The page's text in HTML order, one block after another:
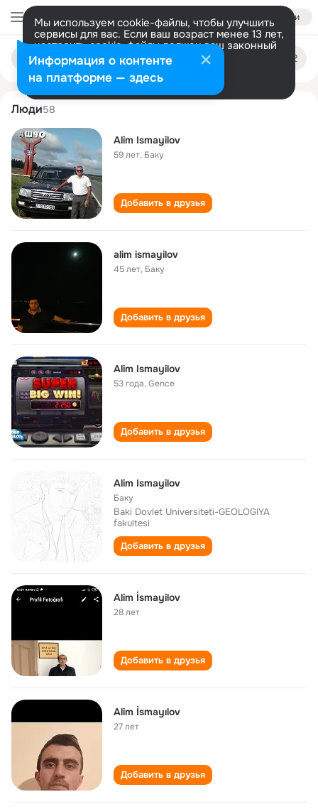
Войти
Мы используем cookie-файлы, чтобы улучшить
сервисы для вас. Если ваш возраст менее 13 лет,
настроить cookie-файлы должен ваш законный
представитель. Больше информации
Разрешить все Настроить
Поиск
людям
alim ismayilov
Люди58
Alim Ismayilov
59 лет, Баку
Добавить в друзья
alim ismayilov
45 лет, Баку
Добавить в друзья
Alim Ismayilov
53 года,Gence
Добавить в друзья
Alim Ismayilov
Баку
Baki Dovlet Universiteti-GEOLOGIYA
fakultesi
Добавить в друзья
Alim İsmayilov
28 лет
Добавить в друзья
Alim İsmayılov
27 лет
Добавить в друзья
Информация о контенте
на платформе — здесь